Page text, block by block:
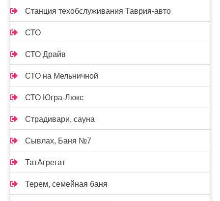
Станция техобслуживания Таврия-авто
СТО
СТО Драйв
СТО на Мельничной
СТО Югра-Люкс
Страдивари, сауна
Сывлах, Баня №7
ТатАгрегат
Терем, семейная баня